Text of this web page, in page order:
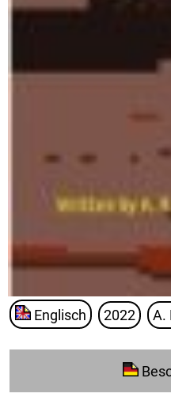
Englisch 2022 A.